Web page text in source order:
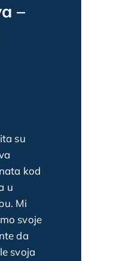
–
su
kod
u
Mi
svoje
da
svoja